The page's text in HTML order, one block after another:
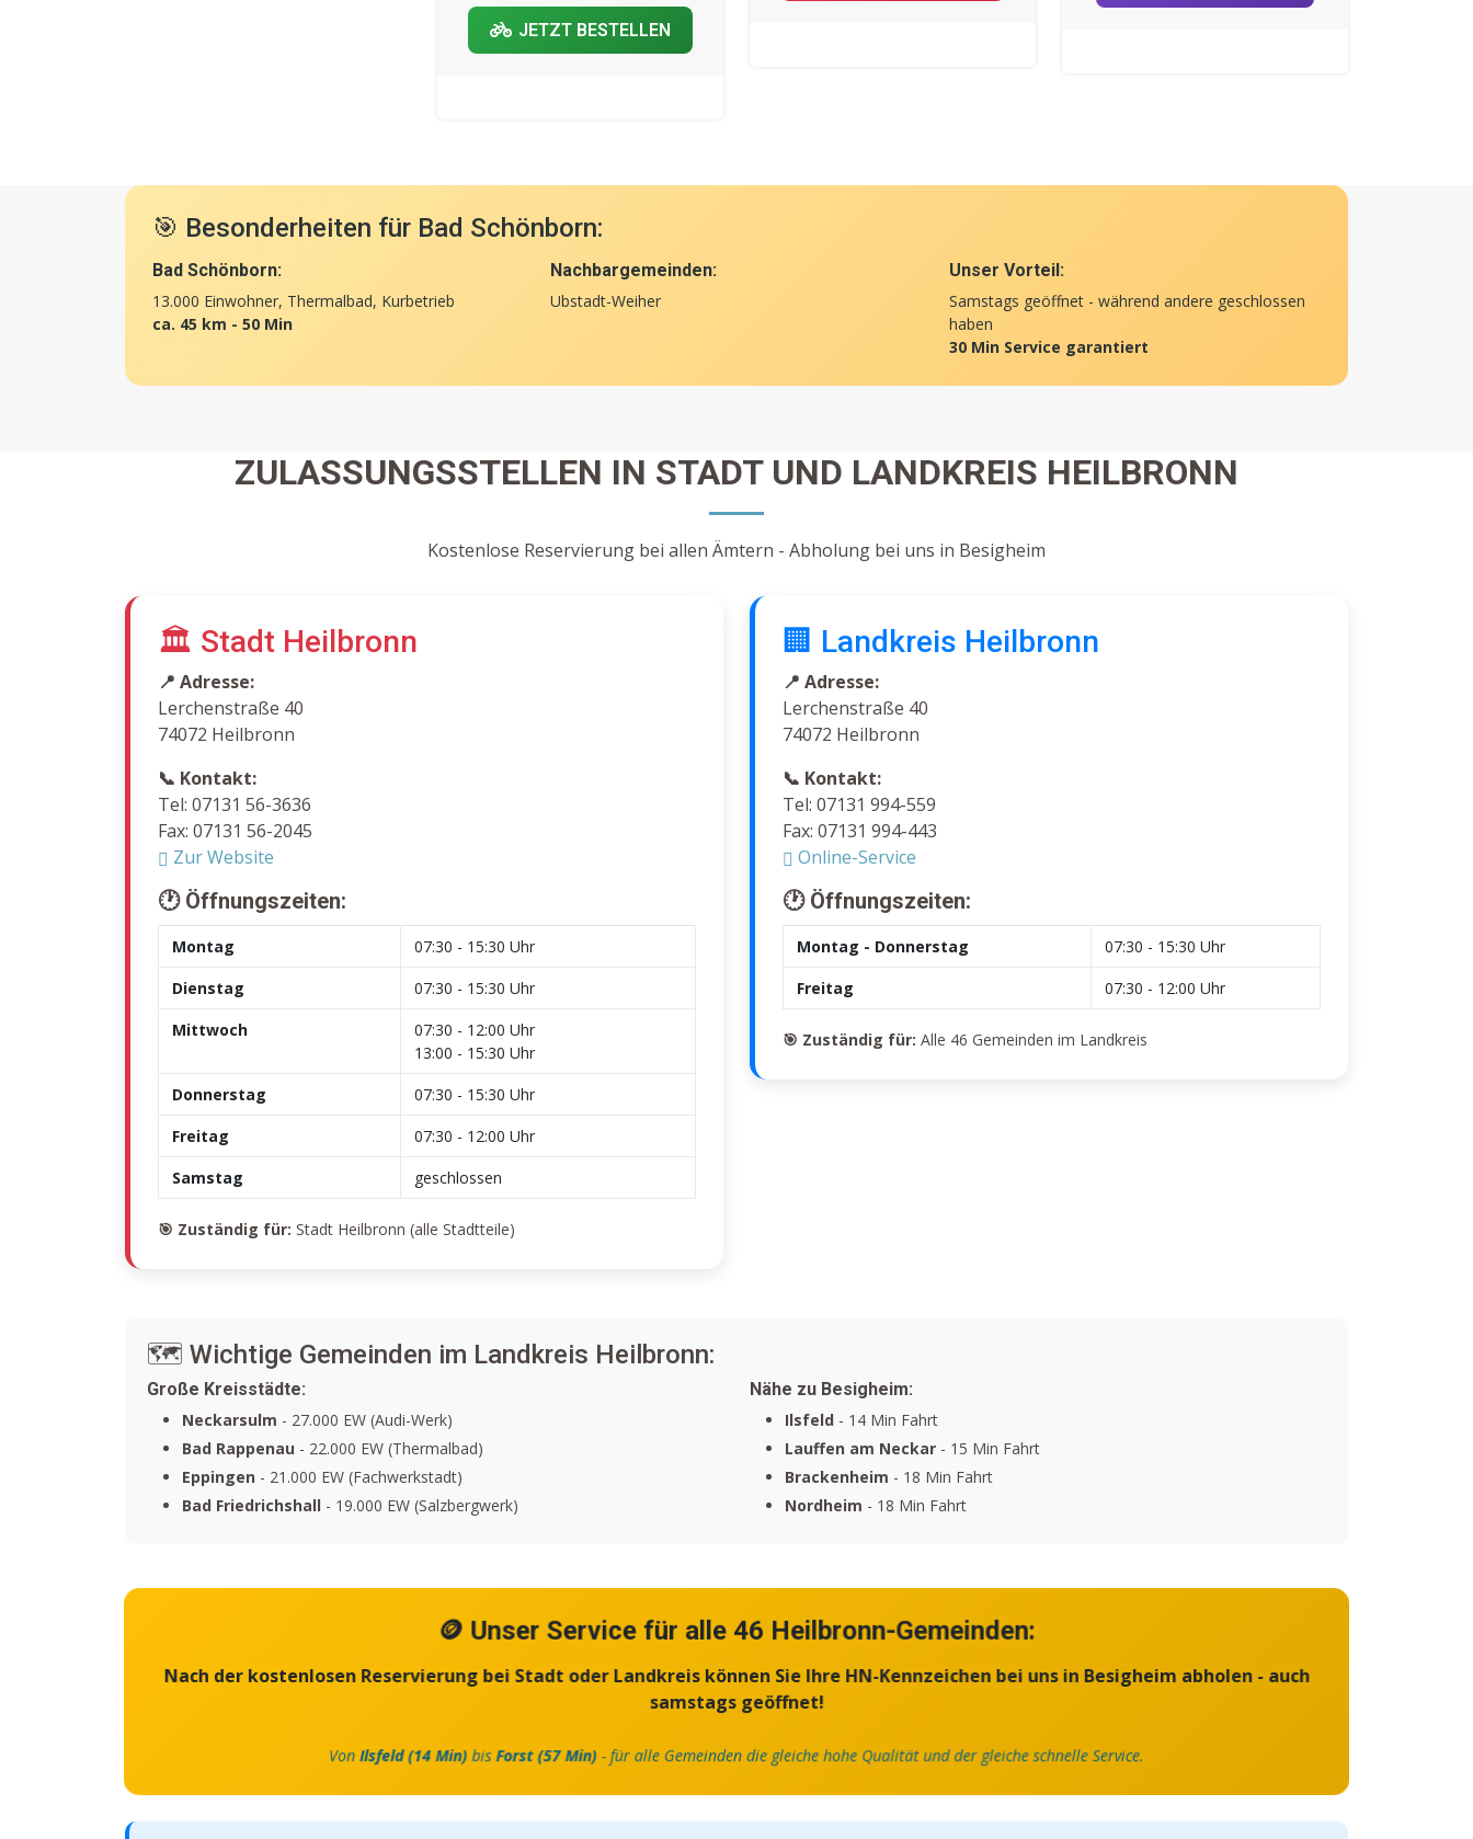
JETZT BESTELLEN
🎯 Besonderheiten für Bad Schönborn:
Bad Schönborn:
13.000 Einwohner, Thermalbad, Kurbetrieb
ca. 45 km - 50 Min
Nachbargemeinden:
Ubstadt-Weiher
Unser Vorteil:
Samstags geöffnet - während andere geschlossen
haben
30 Min Service garantiert
ZULASSUNGSSTELLEN IN STADT UND LANDKREIS HEILBRONN
Kostenlose Reservierung bei allen Ämtern - Abholung bei uns in Besigheim
🏛️ Stadt Heilbronn
📍 Adresse:
Lerchenstraße 40
74072 Heilbronn
📞 Kontakt:
Tel: 07131 56-3636
Fax: 07131 56-2045
Zur Website
🕐 Öffnungszeiten:
Montag
07:30 - 15:30 Uhr
Dienstag
07:30 - 15:30 Uhr
Mittwoch
07:30 - 12:00 Uhr
13:00 - 15:30 Uhr
Donnerstag
07:30 - 15:30 Uhr
Freitag
07:30 - 12:00 Uhr
Samstag
geschlossen
🎯 Zuständig für: Stadt Heilbronn (alle Stadtteile)
🏢 Landkreis Heilbronn
📍 Adresse:
Lerchenstraße 40
74072 Heilbronn
📞 Kontakt:
Tel: 07131 994-559
Fax: 07131 994-443
Online-Service
🕐 Öffnungszeiten:
Montag - Donnerstag
07:30 - 15:30 Uhr
Freitag
07:30 - 12:00 Uhr
🎯 Zuständig für: Alle 46 Gemeinden im Landkreis
🗺️ Wichtige Gemeinden im Landkreis Heilbronn:
Große Kreisstädte:
Neckarsulm - 27.000 EW (Audi-Werk)
Bad Rappenau - 22.000 EW (Thermalbad)
Eppingen - 21.000 EW (Fachwerkstadt)
Bad Friedrichshall - 19.000 EW (Salzbergwerk)
Nähe zu Besigheim:
Ilsfeld - 14 Min Fahrt
Lauffen am Neckar - 15 Min Fahrt
Brackenheim - 18 Min Fahrt
Nordheim - 18 Min Fahrt
🪙 Unser Service für alle 46 Heilbronn-Gemeinden:
Nach der kostenlosen Reservierung bei Stadt oder Landkreis können Sie Ihre HN-Kennzeichen bei uns in Besigheim abholen - auch
samstags geöffnet!
VonIlsfeld (14 Min)bisForst (57 Min)- für alle Gemeinden die gleiche hohe Qualität und der gleiche schnelle Service.